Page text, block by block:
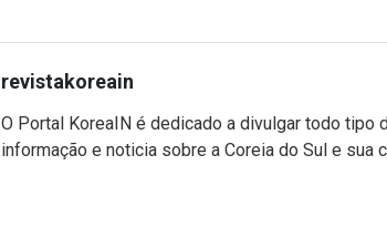
revistakoreain
O Portal KoreaIN é dedicado a divulgar todo tipo
informação e noticia sobre a Coreia do Sul e sua